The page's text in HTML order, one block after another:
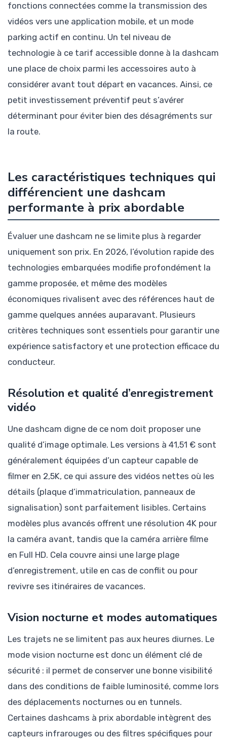
fonctions connectées comme la transmission des
vidéos vers une application mobile, et un mode
parking actif en continu. Un tel niveau de
technologie à ce tarif accessible donne à la dashcam
une place de choix parmi les accessoires auto à
considérer avant tout départ en vacances. Ainsi, ce
petit investissement préventif peut s’avérer
déterminant pour éviter bien des désagréments sur
la route.
Les caractéristiques techniques qui
différencient une dashcam
performante à prix abordable
Évaluer une dashcam ne se limite plus à regarder
uniquement son prix. En 2026, l’évolution rapide des
technologies embarquées modifie profondément la
gamme proposée, et même des modèles
économiques rivalisent avec des références haut de
gamme quelques années auparavant. Plusieurs
critères techniques sont essentiels pour garantir une
expérience satisfactory et une protection efficace du
conducteur.
Résolution et qualité d’enregistrement
vidéo
Une dashcam digne de ce nom doit proposer une
qualité d’image optimale. Les versions à 41,51 € sont
généralement équipées d’un capteur capable de
filmer en 2,5K, ce qui assure des vidéos nettes où les
détails (plaque d’immatriculation, panneaux de
signalisation) sont parfaitement lisibles. Certains
modèles plus avancés offrent une résolution 4K pour
la caméra avant, tandis que la caméra arrière filme
en Full HD. Cela couvre ainsi une large plage
d’enregistrement, utile en cas de conflit ou pour
revivre ses itinéraires de vacances.
Vision nocturne et modes automatiques
Les trajets ne se limitent pas aux heures diurnes. Le
mode vision nocturne est donc un élément clé de
sécurité : il permet de conserver une bonne visibilité
dans des conditions de faible luminosité, comme lors
des déplacements nocturnes ou en tunnels.
Certaines dashcams à prix abordable intègrent des
capteurs infrarouges ou des filtres spécifiques pour